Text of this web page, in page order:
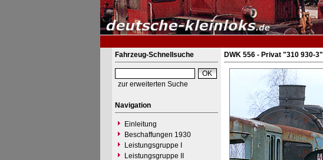
Fahrzeug-Schnellsuche
zur erweiterten Suche
Navigation
Einleitung
Beschaffungen 1930
Leistungsgruppe I
Leistungsgruppe II
DWK 556 - Privat "310 930-3"